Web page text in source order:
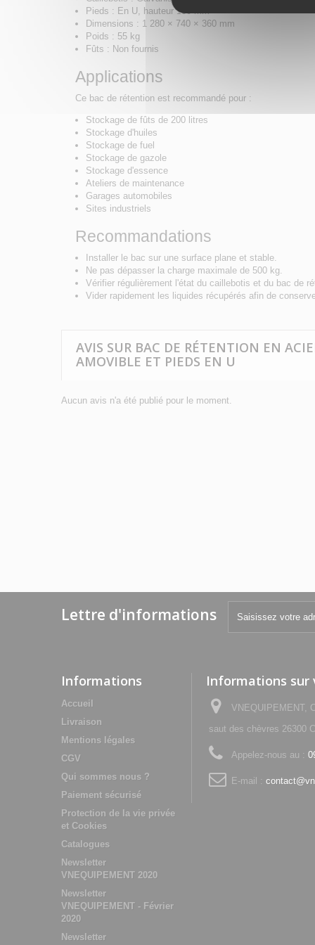
Pieds : En U, hauteur 100 mm
Dimensions : 1 280 × 740 × 360 mm
Poids : 55 kg
Fûts : Non fournis
Applications
Ce bac de rétention est recommandé pour :
Stockage de fûts de 200 litres
Stockage d'huiles
Stockage de fuel
Stockage de gazole
Stockage d'essence
Ateliers de maintenance
Garages automobiles
Sites industriels
Recommandations
Installer le bac sur une surface plane et stable.
Ne pas dépasser la charge maximale de 500 kg.
Vérifier régulièrement l'état du caillebotis et du bac de
Vider rapidement les liquides récupérés afin de
AVIS SUR BAC DE RÉTENTION EN
AMOVIBLE ET PIEDS EN U
Aucun avis n'a été publié pour le moment.
Lettre d'informations
Informations
Accueil
Livraison
Mentions légales
CGV
Qui sommes nous ?
Paiement sécurisé
Protection de la vie privée
et Cookies
Catalogues
Newsletter
VNEQUIPEMENT 2020
Newsletter
VNEQUIPEMENT - Février
2020
Newsletter
Informations sur
VNEQUIPEMENT,
saut des chèvres 26300
Appelez-nous au :
E-mail :